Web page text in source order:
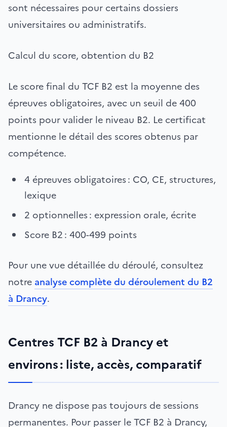
sont nécessaires pour certains dossiers
universitaires ou administratifs.
Calcul du score, obtention du B2
Le score final du TCF B2 est la moyenne des
épreuves obligatoires, avec un seuil de 400
points pour valider le niveau B2. Le certificat
mentionne le détail des scores obtenus par
compétence.
4 épreuves obligatoires : CO, CE, structures,
lexique
2 optionnelles : expression orale, écrite
Score B2 : 400-499 points
Pour une vue détaillée du déroulé, consultez
notre analyse complète du déroulement du B2
à Drancy.
Centres TCF B2 à Drancy et
environs : liste, accès, comparatif
Drancy ne dispose pas toujours de sessions
permanentes. Pour passer le TCF B2 à Drancy,